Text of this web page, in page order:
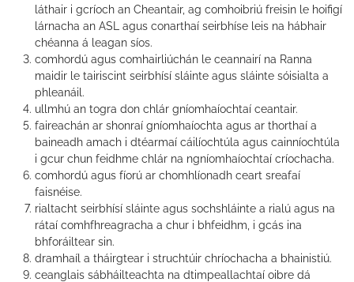
láthair i gcríoch an Cheantair, ag comhoibriú freisin le hoifigí
lárnacha an ASL agus conarthaí seirbhíse leis na hábhair
chéanna á leagan síos.
comhordú agus comhairliúchán le ceannairí na Ranna
maidir le tairiscint seirbhísí sláinte agus sláinte sóisialta a
phleanáil.
ullmhú an togra don chlár gníomhaíochtaí ceantair.
faireachán ar shonraí gníomhaíochta agus ar thorthaí a
baineadh amach i dtéarmaí cáilíochtúla agus cainníochtúla
i gcur chun feidhme chlár na ngníomhaíochtaí críochacha.
comhordú agus fíorú ar chomhlíonadh ceart sreafaí
faisnéise.
rialtacht seirbhísí sláinte agus sochshláinte a rialú agus na
rátaí comhfhreagracha a chur i bhfeidhm, i gcás ina
bhforáiltear sin.
dramhaíl a tháirgtear i struchtúir chríochacha a bhainistiú.
ceanglais sábháilteachta na dtimpeallachtaí oibre dá